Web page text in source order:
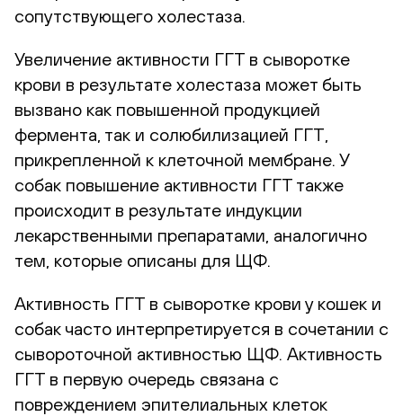
сопутствующего холестаза.
Увеличение активности ГГТ в сыворотке
крови в результате холестаза может быть
вызвано как повышенной продукцией
фермента, так и солюбилизацией ГГТ,
прикрепленной к клеточной мембране. У
собак повышение активности ГГТ также
происходит в результате индукции
лекарственными препаратами, аналогично
тем, которые описаны для ЩФ.
Активность ГГТ в сыворотке крови у кошек и
собак часто интерпретируется в сочетании с
сывороточной активностью ЩФ. Активность
ГГТ в первую очередь связана с
повреждением эпителиальных клеток